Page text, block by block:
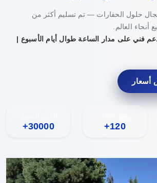
حلول الحفارات — تم تسليم أكثر من
30 يومًا | دعم فني على مدار الساعة طوال أيام الأسبوع |
120+
30000+